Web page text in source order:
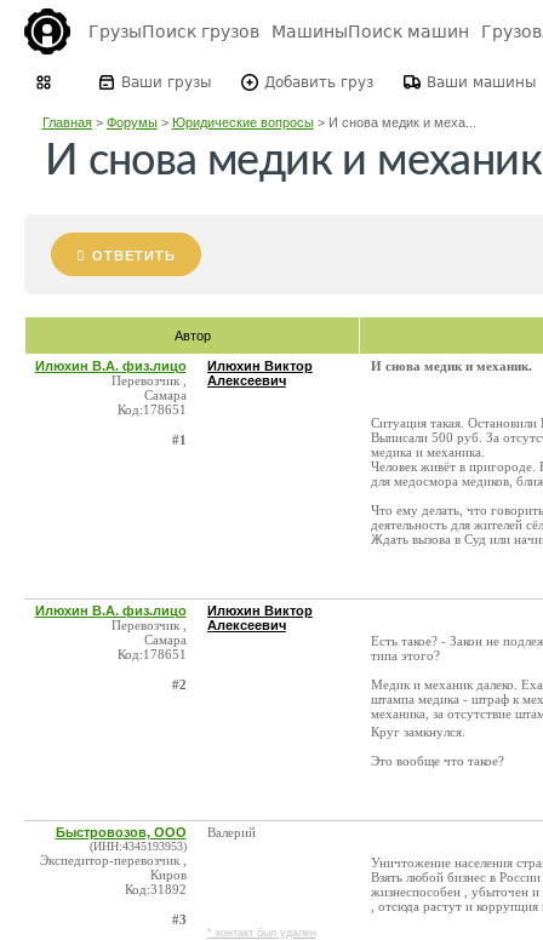
ГрузыПоиск грузов МашиныПоиск машин
Ваши грузы Добавить груз Ваши машины
Главная> Форумы> Юридические вопросы> И снова медик и меха...
И снова медик и
ОТВЕТИТЬ
Автор
Илюхин В.А. физ.лицо
Перевозчик ,
Самара
Код:178651
#1
Илюхин Виктор
Алексеевич
И снова медик и механик.
Ситуация такая.
Выписали 500 руб. За
медика и механика.
Человек живёт в пригороде.
для медосмора медиков,
Что ему делать, что
деятельность для жителей
Ждать вызова в Суд или
Илюхин В.А. физ.лицо
Перевозчик ,
Самара
Код:178651
#2
Илюхин Виктор
Алексеевич
Есть такое? - Закон не
типа этого?
Медик и механик далеко.
штампа медика - штраф к
механика, за отсутствие
Круг замкнулся.
Это вообще что такое?
Быстровозов, ООО
(ИНН:4345193953)
Экспедитор-перевозчик ,
Киров
Код:31892
#3
Валерий
* контакт был удален
Уничтожение населения
Взять любой бизнес в
жизнеспособен , убыточен и
, отсюда растут и